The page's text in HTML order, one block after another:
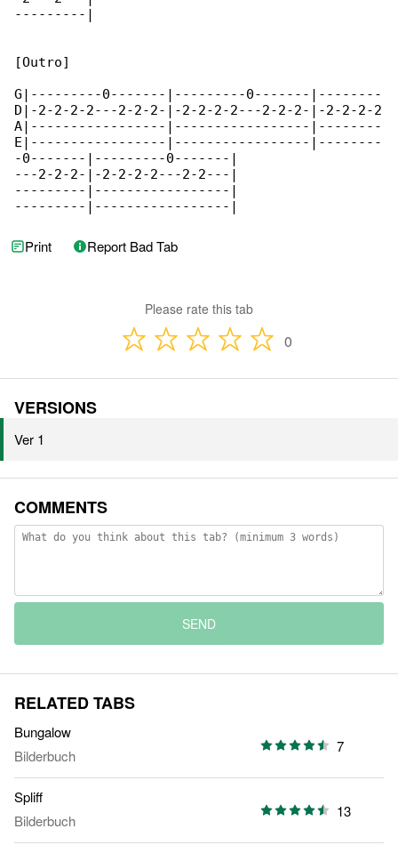
---------|
[Outro]
G|---------0-------|---------0-------|--------
D|-2-2-2-2---2-2-2-|-2-2-2-2---2-2-2-|-2-2-2-2
A|-----------------|-----------------|--------
E|-----------------|-----------------|--------
-0-------|---------0-------|
---2-2-2-|-2-2-2-2---2-2---|
---------|-----------------|
---------|-----------------|
Print Report Bad Tab
Please rate this tab
0
VERSIONS
Ver 1
COMMENTS
SEND
RELATED TABS
Bungalow
Bilderbuch
7
Spliff
Bilderbuch
13